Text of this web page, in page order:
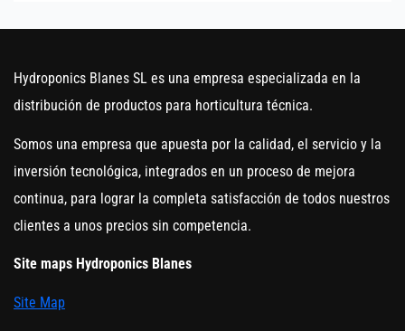
Hydroponics Blanes SL es una empresa especializada en la
distribución de productos para horticultura técnica.
Somos una empresa que apuesta por la calidad, el servicio y la
inversión tecnológica, integrados en un proceso de mejora
continua, para lograr la completa satisfacción de todos nuestros
clientes a unos precios sin competencia.
Site maps Hydroponics Blanes
Site Map